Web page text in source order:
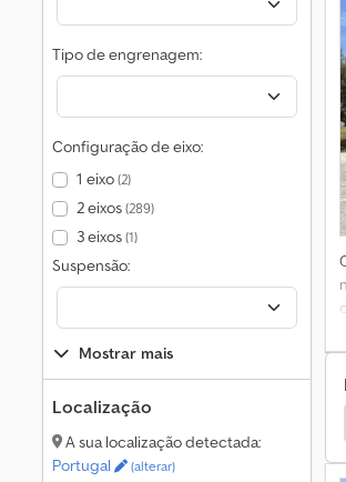
Tipo de engrenagem:
Configuração de eixo:
1 eixo(2)
2 eixos(289)
3 eixos(1)
Suspensão:
Mostrar mais
Localização
A sua localização detectada:
Portugal
(alterar)